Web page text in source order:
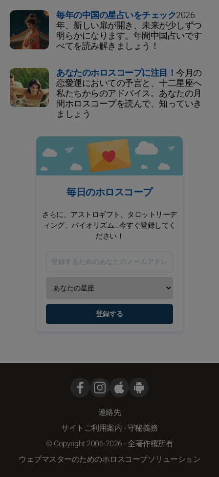
毎年の中国の星占いをチェック2026
年、新しい扉が開き、未来が少しずつ
明らかになります。年間中国占いです
べてを読み解きましょう！
あなたのホロスコープに注目！ 今月の
恋愛運においての予言と、十二星座へ
私たちからのアドバイス。あなたの月
間ホロスコープを読んで、知っていき
ましょう
毎日のホロスコープ
さらに、アストロギフト、タロットリーデ
ィング、バイオリズム...今すぐ登録してく
ださい！
登録する
連絡先
サイトご利用案内-守秘義務
© Copyright 2006-2026 - 全著作権所有
ウェブマスターのためのホロスコープソリューション